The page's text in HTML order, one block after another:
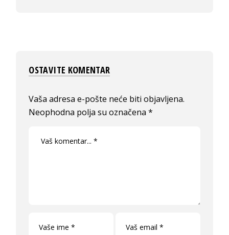
OSTAVITE KOMENTAR
Vaša adresa e-pošte neće biti objavljena.
Neophodna polja su označena*